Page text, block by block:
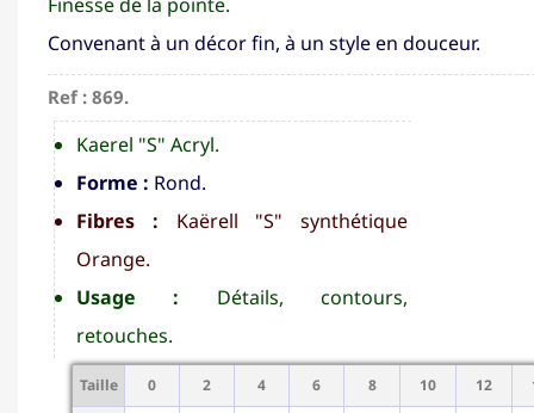
Convenant à un décor fin, à un style en douceur.
Ref : 869.
Kaerel "S" Acryl.
Forme : Rond.
Fibres : Kaërell "S" synthétique
Orange.
Usage : Détails, contours,
retouches.
Taille 0 2 4 6 8 10 12